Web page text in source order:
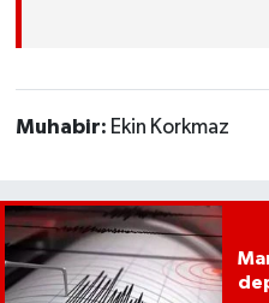
Muhabir: Ekin Korkmaz
AFYONKARAHİSAR
AYDIN